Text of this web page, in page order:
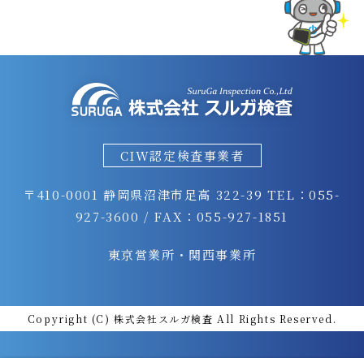
CIW認定検査事業者
〒410-0001 静岡県沼津市足高 322-39 TEL：055-
927-3600 / FAX：055-927-1851
東京営業所・関西事業所
Copyright (C) 株式会社スルガ検査 All Rights Reserved.